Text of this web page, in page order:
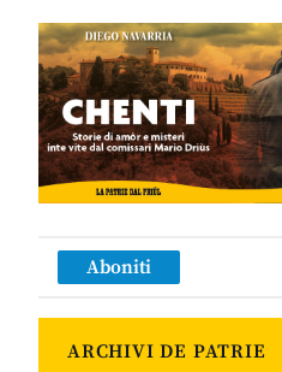
Aboniti
ARCHIVI DE PATRIE